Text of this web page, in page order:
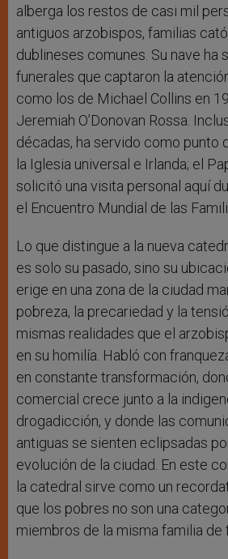
alberga los restos de casi mil
antiguos arzobispos, familias
dublineses comunes. Su nave ha
funerales que captaron la
como los de Michael Collins en
Jeremiah O’Donovan Rossa.
décadas, ha servido como punto
la Iglesia universal e Irlanda; el
solicitó una visita personal aquí
el Encuentro Mundial de las
Lo que distingue a la nueva
es solo su pasado, sino su
erige en una zona de la ciudad
pobreza, la precariedad y la
mismas realidades que el
en su homilía. Habló con
en constante transformación,
comercial crece junto a la
drogadicción, y donde las
antiguas se sienten eclipsadas
evolución de la ciudad. En este
la catedral sirve como un
que los pobres no son una
miembros de la misma familia de